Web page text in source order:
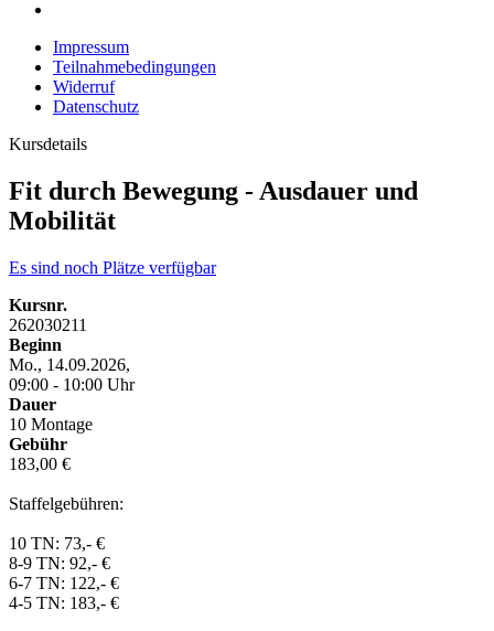
Impressum
Teilnahmebedingungen
Widerruf
Datenschutz
Kursdetails
Fit durch Bewegung - Ausdauer und
Mobilität
Es sind noch Plätze verfügbar
Kursnr.
262030211
Beginn
Mo., 14.09.2026,
09:00 - 10:00 Uhr
Dauer
10 Montage
Gebühr
183,00 €
Staffelgebühren:
10 TN: 73,- €
8-9 TN: 92,- €
6-7 TN: 122,- €
4-5 TN: 183,- €